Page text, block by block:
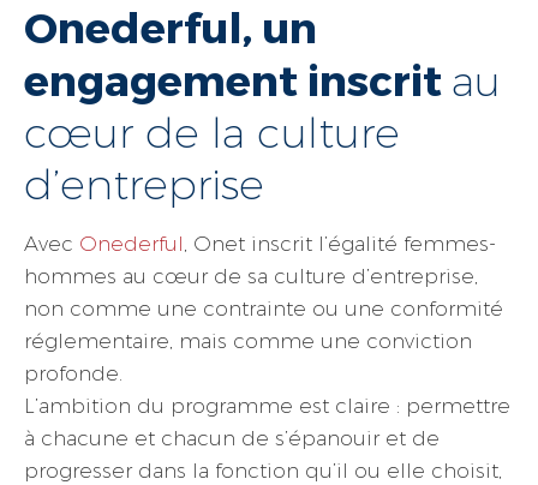
Onederful, un
engagement inscrit au
cœur de la culture
d’entreprise
Avec Onederful, Onet inscrit l’égalité femmes-
hommes au cœur de sa culture d’entreprise,
non comme une contrainte ou une conformité
réglementaire, mais comme une conviction
profonde.
L’ambition du programme est claire : permettre
à chacune et chacun de s’épanouir et de
progresser dans la fonction qu’il ou elle choisit,